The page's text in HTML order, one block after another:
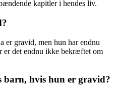
kapitler i hendes liv.
er gravid, men hun har endnu
det endnu ikke bekræftet om
barn, hvis hun er gravid?